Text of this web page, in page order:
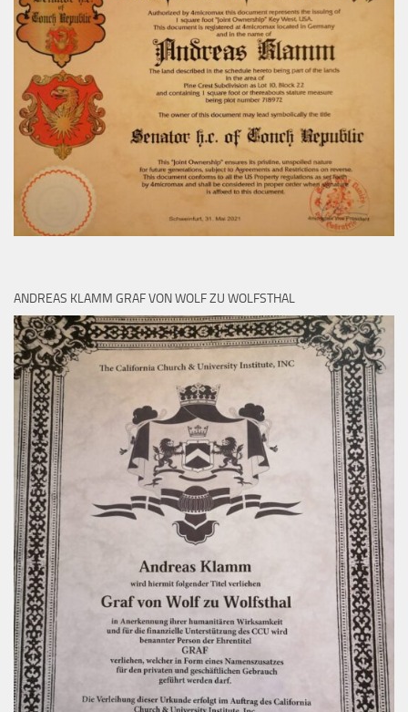
ANDREAS KLAMM GRAF VON WOLF ZU WOLFSTHAL